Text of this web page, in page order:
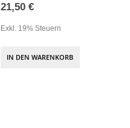
21,50 €
Exkl. 19% Steuern
IN DEN WARENKORB